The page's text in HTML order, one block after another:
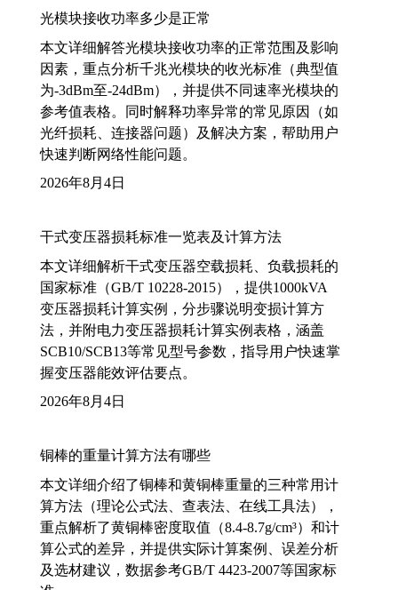
光模块接收功率多少是正常
本文详细解答光模块接收功率的正常范围及影响
因素，重点分析千兆光模块的收光标准（典型值
为-3dBm至-24dBm），并提供不同速率光模块的
参考值表格。同时解释功率异常的常见原因（如
光纤损耗、连接器问题）及解决方案，帮助用户
快速判断网络性能问题。
2026年8月4日
干式变压器损耗标准一览表及计算方法
本文详细解析干式变压器空载损耗、负载损耗的
国家标准（GB/T 10228-2015），提供1000kVA
变压器损耗计算实例，分步骤说明变损计算方
法，并附电力变压器损耗计算实例表格，涵盖
SCB10/SCB13等常见型号参数，指导用户快速掌
握变压器能效评估要点。
2026年8月4日
铜棒的重量计算方法有哪些
本文详细介绍了铜棒和黄铜棒重量的三种常用计
算方法（理论公式法、查表法、在线工具法），
重点解析了黄铜棒密度取值（8.4-8.7g/cm³）和计
算公式的差异，并提供实际计算案例、误差分析
及选材建议，数据参考GB/T 4423-2007等国家标